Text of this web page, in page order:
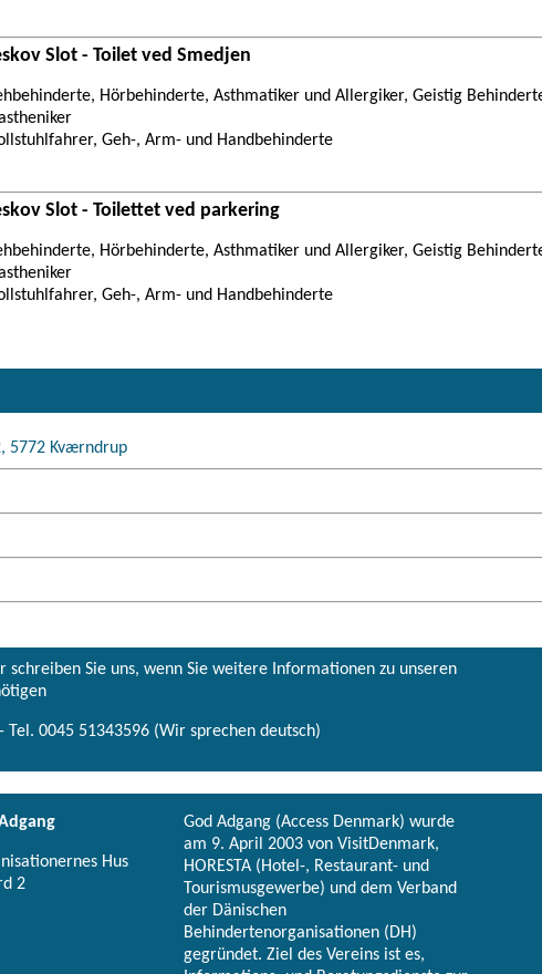
Slot - Toilet ved Smedjen
Hörbehinderte, Asthmatiker und Allergiker, Geistig
Geh-, Arm- und Handbehinderte
Slot - Toilettet ved parkering
Hörbehinderte, Asthmatiker und Allergiker, Geistig
Geh-, Arm- und Handbehinderte
5772 Kværndrup
schreiben Sie uns, wenn Sie weitere Informationen zu unseren
Tel. 0045 51343596 (Wir sprechen deutsch)
Hus
2
God Adgang (Access Denmark) wurde
am 9. April 2003 von VisitDenmark,
HORESTA (Hotel-, Restaurant- und
Tourismusgewerbe) und dem Verband
der Dänischen
Behindertenorganisationen (DH)
gegründet. Ziel des Vereins ist es,